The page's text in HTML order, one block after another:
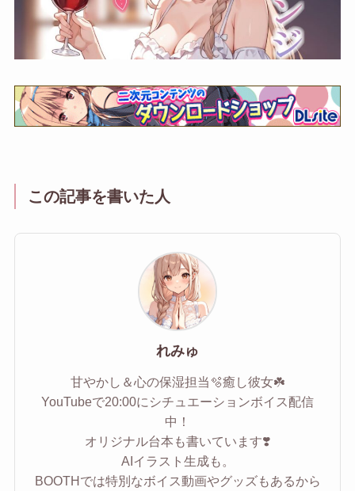
この記事を書いた人
れみゅ
甘やかし＆心の保湿担当🫧癒し彼女☘️
YouTubeで20:00にシチュエーションボイス配信
中！
オリジナル台本も書いています❣️
AIイラスト生成も。
BOOTHでは特別なボイス動画やグッズもあるから